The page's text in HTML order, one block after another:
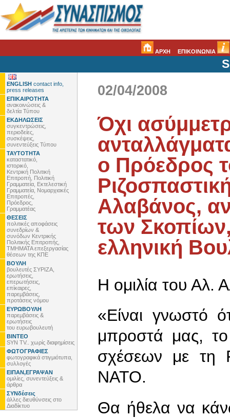
ΑΡΧΗ ΕΠΙΚΟΙΝΩΝΙΑ
ENGLISH contact info,
press releases
ΕΠΙΚΑΙΡΟΤΗΤΑ
ανακοινώσεις &
δελτία Τύπου
ΕΚΔΗΛΩΣΕΙΣ
συγκεντρώσεις,
περιοδείες,
συσκέψεις,
συνεντεύξεις Τύπου
ΤΑΥΤΟΤΗΤΑ
καταστατικό,
ιστορικό,
Κεντρική Πολιτική
Επιτροπή, Πολιτική
Γραμματεία, Εκτελεστική
Γραμματεία, Νομαρχιακές
Επιτροπές,
Πρόεδρος,
Γραμματέας
ΘΕΣΕΙΣ
πολιτικές αποφάσεις
συνεδρίων &
συνόδων Κεντρικής
Πολιτικής Επιτροπής,
ΤΜΗΜΑΤΑ επεξεργασίας
θέσεων της ΚΠΕ
ΒΟΥΛΗ
βουλευτές ΣΥΡΙΖΑ,
ερωτήσεις,
επερωτήσεις,
επίκαιρες,
παρεμβάσεις,
προτάσεις νόμου
ΕΥΡΩΒΟΥΛΗ
παρεμβάσεις &
ερωτήσεις
του ευρωβουλευτή
ΒΙΝΤΕΟ
SYN TV.. χωρίς διαφημίσεις
ΦΩΤΟΓΡΑΦΙΕΣ
φωτογραφικά στιγμιότυπα,
συλλογές
ΕΙΠΑΝ,ΕΓΡΑΨΑΝ
ομιλίες, συνεντεύξεις &
άρθρα
ΣΥΝδέσεις
άλλες διευθύνσεις στο
Διαδίκτυο
02/04/2008
Όχι
ο Πρόεδρος
Αλαβάνος,
των
ελληνική
Η ομιλία του Αλ.
«Είναι γνωστό
μπροστά μας,
σχέσεων με τη
ΝΑΤΟ.
Θα ήθελα να